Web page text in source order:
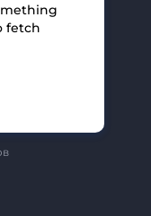
fetch